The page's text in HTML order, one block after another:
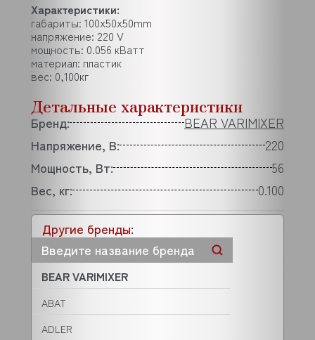
Другие бренды:
BEAR VARIMIXER
ABAT
ADLER
Характеристики:
габариты: 100x50x50mm
напряжение: 220 V
мощность: 0.056 кВатт
материал: пластик
вес: 0,100кг
Детальные характеристики
Бренд:
BEAR VARIMIXER
Напряжение, В:
220
Мощность, Вт:
56
Вес, кг:
0.100